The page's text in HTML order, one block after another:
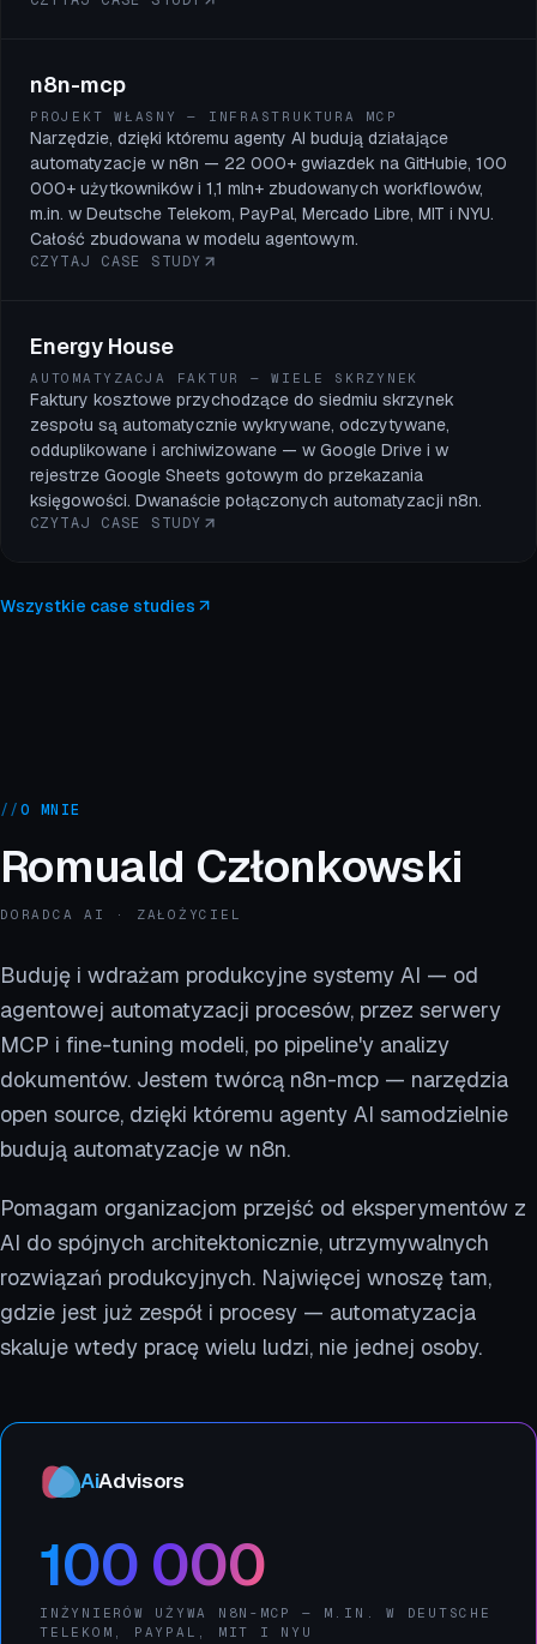
n8n-mcp
PROJEKT WŁASNY — INFRASTRUKTURA MCP
Narzędzie, dzięki któremu agenty AI budują działające
automatyzacje w n8n — 22 000+ gwiazdek na GitHubie, 100
000+ użytkowników i 1,1 mln+ zbudowanych workflowów,
m.in. w Deutsche Telekom, PayPal, Mercado Libre, MIT i NYU.
Całość zbudowana w modelu agentowym.
CZYTAJ CASE STUDY
Energy House
AUTOMATYZACJA FAKTUR — WIELE SKRZYNEK
Faktury kosztowe przychodzące do siedmiu skrzynek
zespołu są automatycznie wykrywane, odczytywane,
odduplikowane i archiwizowane — w Google Drive i w
rejestrze Google Sheets gotowym do przekazania
księgowości. Dwanaście połączonych automatyzacji n8n.
CZYTAJ CASE STUDY
Wszystkie case studies
//O MNIE
Romuald Członkowski
DORADCA AI · ZAŁOŻYCIEL
Buduję i wdrażam produkcyjne systemy AI — od
agentowej automatyzacji procesów, przez serwery
MCP i fine-tuning modeli, po pipeline'y analizy
dokumentów. Jestem twórcą n8n-mcp — narzędzia
open source, dzięki któremu agenty AI samodzielnie
budują automatyzacje w n8n.
Pomagam organizacjom przejść od eksperymentów z
AI do spójnych architektonicznie, utrzymywalnych
rozwiązań produkcyjnych. Najwięcej wnoszę tam,
gdzie jest już zespół i procesy — automatyzacja
skaluje wtedy pracę wielu ludzi, nie jednej osoby.
AiAdvisors
100 000
INŻYNIERÓW UŻYWA N8N-MCP — M.IN. W DEUTSCHE
TELEKOM, PAYPAL, MIT I NYU